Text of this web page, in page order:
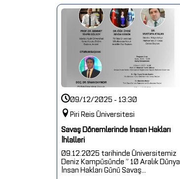
09/12/2025 - 13:30
Piri Reis Üniversitesi
Savaş Dönemlerinde İnsan Hakları
İhlalleri
09.12.2025 tarihinde Üniversitemiz
Deniz Kampüsünde ” 10 Aralık Dünya
İnsan Hakları Günü Savaş...